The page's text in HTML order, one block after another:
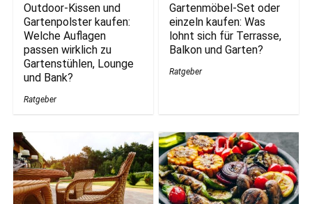
Outdoor-Kissen und
Gartenpolster kaufen:
Welche Auflagen
passen wirklich zu
Gartenstühlen, Lounge
und Bank?
Ratgeber
Gartenmöbel-Set oder
einzeln kaufen: Was
lohnt sich für Terrasse,
Balkon und Garten?
Ratgeber